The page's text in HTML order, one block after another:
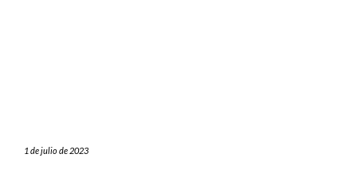
1 de julio de 2023